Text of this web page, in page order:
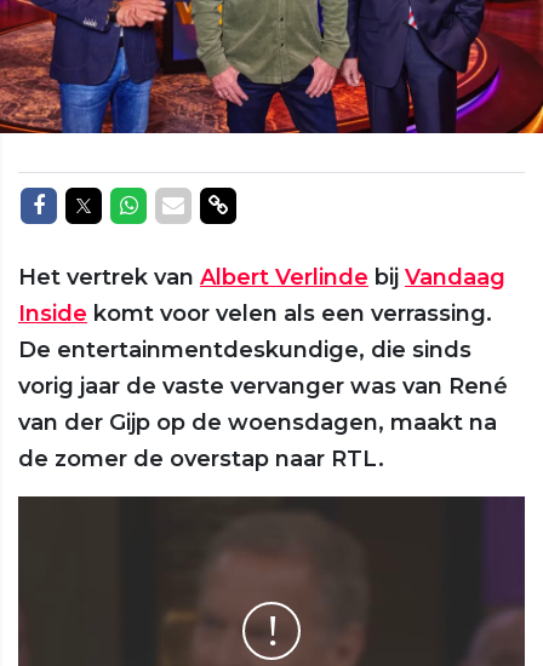
Delen op Facebook
Delen op Twitter
Delen op Whatsapp
Delen via Mail
Delen via link
Het vertrek van Albert Verlinde bij Vandaag
Inside komt voor velen als een verrassing.
De entertainmentdeskundige, die sinds
vorig jaar de vaste vervanger was van René
van der Gijp op de woensdagen, maakt na
de zomer de overstap naar RTL.